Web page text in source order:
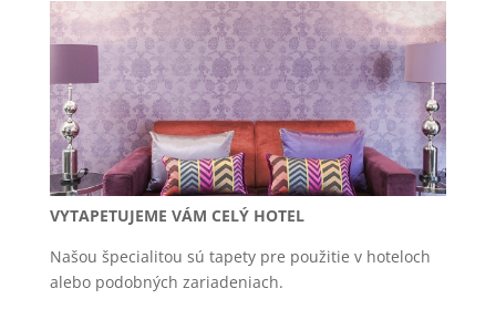
VYTAPETUJEME VÁM CELÝ HOTEL
Našou špecialitou sú tapety pre použitie v hoteloch
alebo podobných zariadeniach.